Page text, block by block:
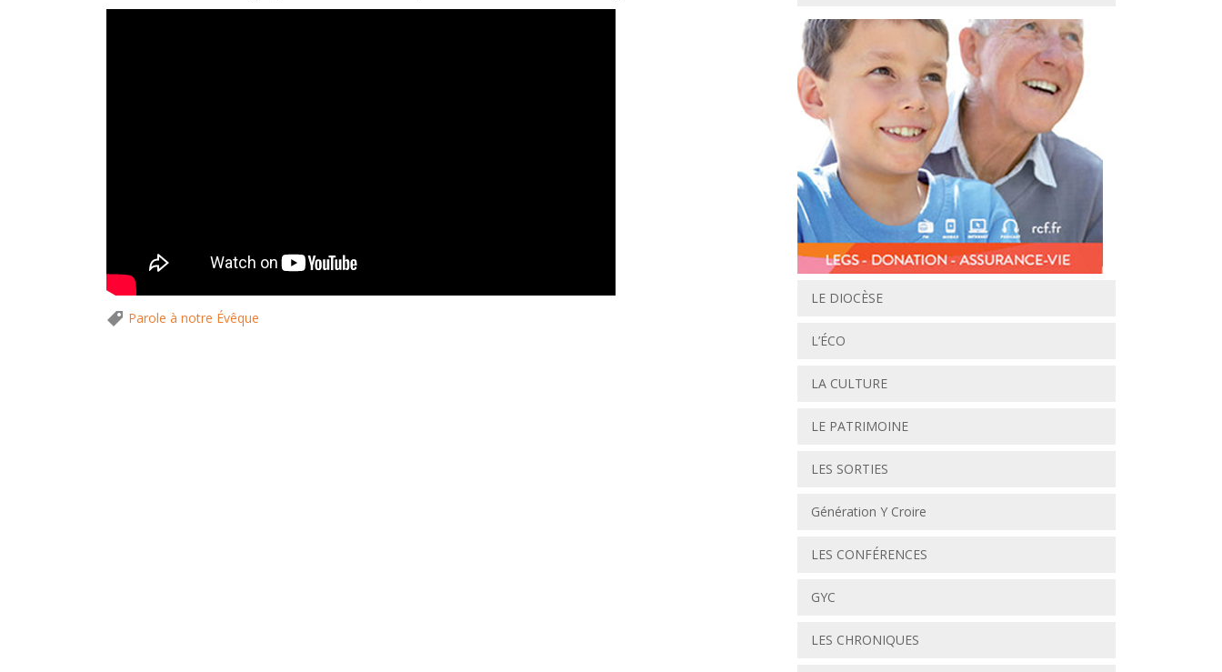
Parole à notre Évêque
LE DIOCÈSE
L’ÉCO
LA CULTURE
LE PATRIMOINE
LES SORTIES
Génération Y Croire
LES CONFÉRENCES
GYC
LES CHRONIQUES